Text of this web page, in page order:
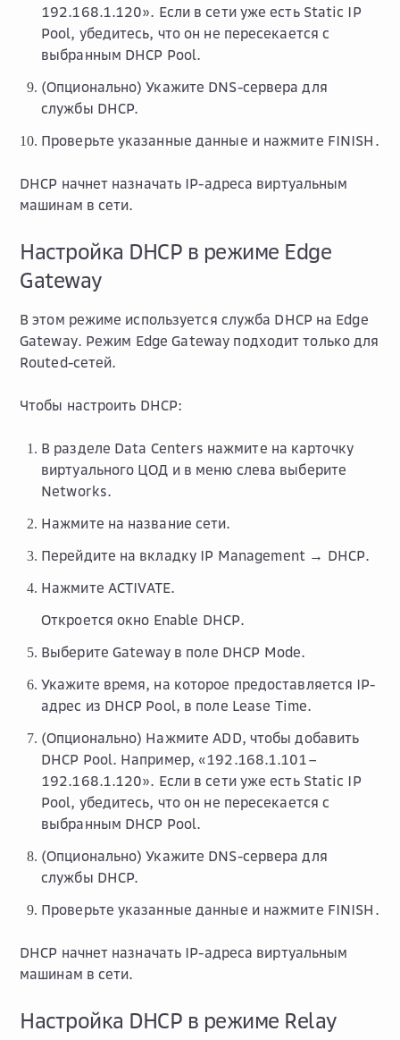
192.168.1.120». Если в сети уже есть Static IP
Pool, убедитесь, что он не пересекается с
выбранным DHCP Pool.
(Опционально) Укажите DNS-сервера для
службы DHCP.
Проверьте указанные данные и нажмите FINISH .
DHCP начнет назначать IP-адреса виртуальным
машинам в сети.
Настройка DHCP в режиме Edge
Gateway
В этом режиме используется служба DHCP на Edge
Gateway. Режим Edge Gateway подходит только для
Routed-сетей.
Чтобы настроить DHCP:
В разделе Data Centers нажмите на карточку
виртуального ЦОД и в меню слева выберите
Networks.
Нажмите на название сети.
Перейдите на вкладку IP Management → DHCP.
Нажмите ACTIVATE.
Откроется окно Enable DHCP.
Выберите Gatewayв поле DHCP Mode.
Укажите время, на которое предоставляется IP-
адрес из DHCP Pool, в поле Lease Time.
(Опционально) НажмитеADD, чтобы добавить
DHCP Pool. Например, «192.168.1.101–
192.168.1.120». Если в сети уже есть Static IP
Pool, убедитесь, что он не пересекается с
выбранным DHCP Pool.
(Опционально) Укажите DNS-сервера для
службы DHCP.
Проверьте указанные данные и нажмите FINISH .
DHCP начнет назначать IP-адреса виртуальным
машинам в сети.
Настройка DHCP в режиме Relay